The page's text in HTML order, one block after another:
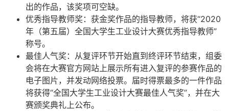
出的作品，该奖项可空缺。
优秀指导教师奖：获金奖作品的指导教师，将获“2020
年（第五届）全国大学生工业设计大赛优秀指导教师”
称号。
最佳人气奖：从复评环节开始直到终评环节结束，组委
会将在大赛官方网站上展示所有进入复评的参赛作品的
电子图片，并发动网络投票。届时得票最多的一件作品
将获得“全国大学生工业设计大赛最佳人气奖”，并在大
赛颁奖典礼上公布。